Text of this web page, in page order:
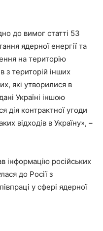
до вимог статті 53
ядерної енергії та
на територію
з територій інших
які утворилися в
Україні іншою
дія контрактної угоди
відходів в Україну», –
інформацію російських
до Росії з
у сфері ядерної